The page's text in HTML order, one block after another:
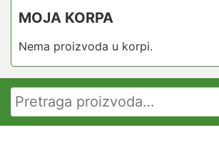
MOJA KORPA
Nema proizvoda u korpi.
Pretraga za: